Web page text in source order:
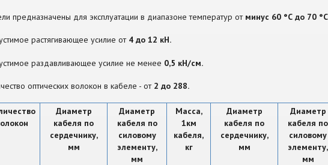
предназначены для эксплуатации в диапазоне температур от минус 60 °С до 70
растягивающее усилие от 4 до 12 кН.
раздавливающее усилие не менее 0,5 кН/см.
оптических волокон в кабеле - от 2 до 288.
Диаметр
кабеля по
сердечнику,
мм
Диаметр
кабеля по
силовому
элементу,
мм
Масса,
1км
кабеля,
кг
Диаметр
кабеля по
сердечнику,
мм
Диаметр
кабеля по
силовому
элементу,
мм